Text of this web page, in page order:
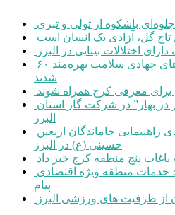
باشکوه از تولی و تبری
تاج گل، آزادی یک انسان است
۶۰ هزار البرزی از خدمات اردوهای جهادی سلامت بهره‌مند
شدند
برای معرفی کرج همراه شوند
البرز
حسینی (ع) در البرز
پنج منطقه کرج خبر داد
پیام
از ظرفیت های ورزشی البرز